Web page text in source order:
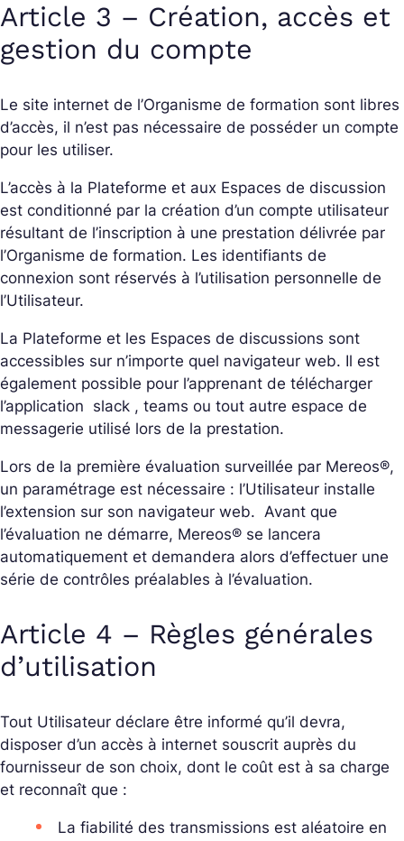
Article 3 – Création, accès et
gestion du compte
Le site internet de l’Organisme de formation sont libres
d’accès, il n’est pas nécessaire de posséder un compte
pour les utiliser.
L’accès à la Plateforme et aux Espaces de discussion
est conditionné par la création d’un compte utilisateur
résultant de l’inscription à une prestation délivrée par
l’Organisme de formation. Les identifiants de
connexion sont réservés à l’utilisation personnelle de
l’Utilisateur.
La Plateforme et les Espaces de discussions sont
accessibles sur n’importe quel navigateur web. Il est
également possible pour l’apprenant de télécharger
l’application slack , teams ou tout autre espace de
messagerie utilisé lors de la prestation.
Lors de la première évaluation surveillée par Mereos®,
un paramétrage est nécessaire : l’Utilisateur installe
l’extension sur son navigateur web. Avant que
l’évaluation ne démarre, Mereos® se lancera
automatiquement et demandera alors d’effectuer une
série de contrôles préalables à l’évaluation.
Article 4 – Règles générales
d’utilisation
Tout Utilisateur déclare être informé qu’il devra,
disposer d’un accès à internet souscrit auprès du
fournisseur de son choix, dont le coût est à sa charge
et reconnaît que :
La fiabilité des transmissions est aléatoire en